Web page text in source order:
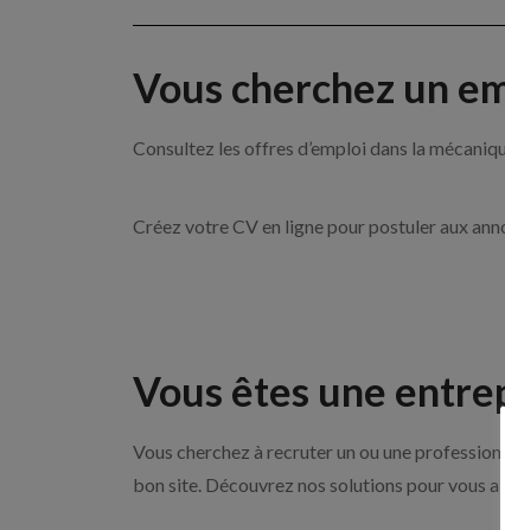
Vous cherchez un
Consultez les offres d’emploi dans la
Créez votre CV en ligne pour postuler aux
Vous êtes une
Vous cherchez à recruter un ou une
bon site. Découvrez nos solutions pour vous